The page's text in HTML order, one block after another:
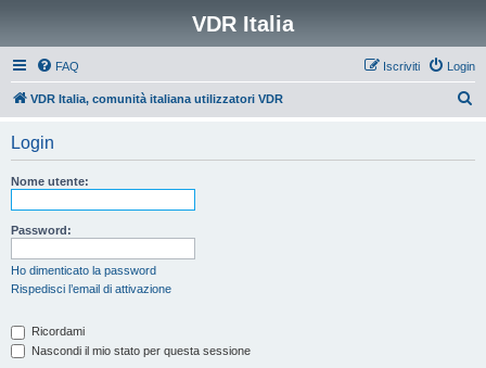
VDR Italia
FAQ Login
Iscriviti
VDR Italia, comunità italiana utilizzatori VDR
Login
Nome utente:
Password:
Ho dimenticato la password
Rispedisci l’email di attivazione
Ricordami
Nascondi il mio stato per questa sessione